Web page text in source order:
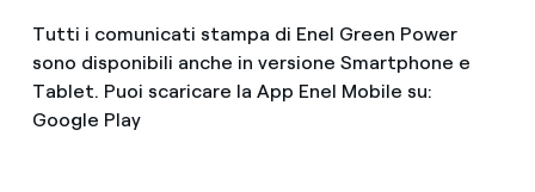
Tutti i comunicati stampa di Enel Green Power
sono disponibili anche in versione Smartphone e
Tablet. Puoi scaricare la App Enel Mobile su:
Google Play